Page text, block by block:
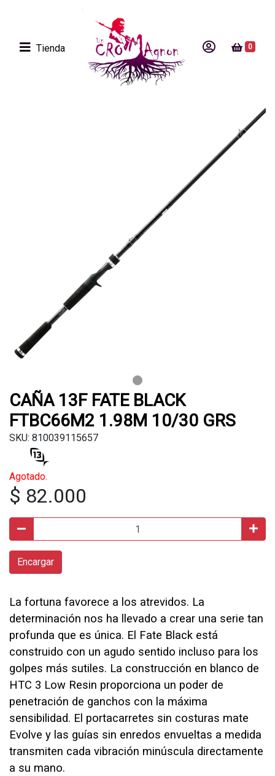
Tienda 0
CAÑA 13F FATE BLACK
FTBC66M2 1.98M 10/30 GRS
SKU: 810039115657
Agotado.
$ 82.000
Encargar
La fortuna favorece a los atrevidos. La
determinación nos ha llevado a crear una serie tan
profunda que es única. El Fate Black está
construido con un agudo sentido incluso para los
golpes más sutiles. La construcción en blanco de
HTC 3 Low Resin proporciona un poder de
penetración de ganchos con la máxima
sensibilidad. El portacarretes sin costuras mate
Evolve y las guías sin enredos envueltas a medida
transmiten cada vibración minúscula directamente
a su mano.